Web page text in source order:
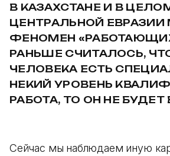
В КАЗАХСТАНЕ И В
ЦЕНТРАЛЬНОЙ
ФЕНОМЕН
РАНЬШЕ СЧИТАЛОСЬ,
ЧЕЛОВЕКА ЕСТЬ
НЕКИЙ УРОВЕНЬ
РАБОТА, ТО ОН НЕ
Сейчас мы наблюдаем иную